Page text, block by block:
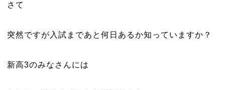
さて
突然ですが入試まであと何日あるか知っていますか？
新高3のみなさんには